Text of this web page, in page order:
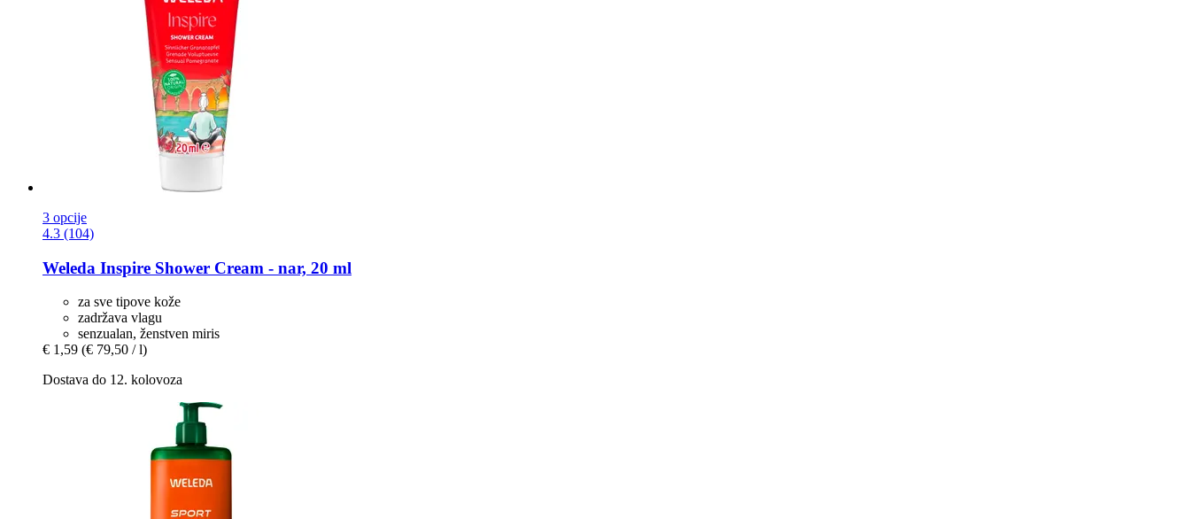
3 opcije
4.3 (104)
Weleda Inspire Shower Cream -​ nar, 20 ml
za sve tipove kože
zadržava vlagu
senzualan, ženstven miris
€ 1,59 (€ 79,50 / l)
Dostava do 12. kolovoza